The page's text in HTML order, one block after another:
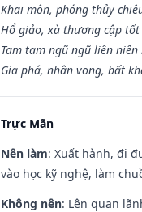
Khai môn, phóng thủy
Hổ giảo, xà thương cập tốt
Tam tam ngũ ngũ liên niên
Gia phá, nhân vong, bất
Trực Mãn
Nên làm: Xuất hành, đi
vào học kỹ nghệ, làm
Không nên: Lên quan